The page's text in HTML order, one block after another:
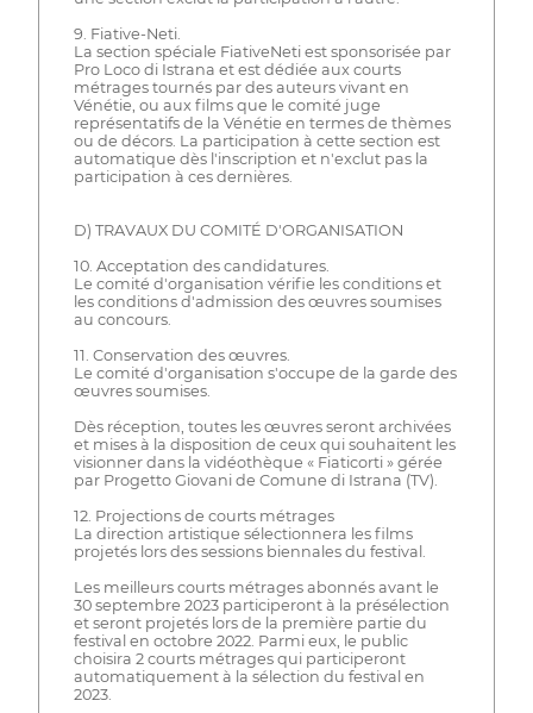
9. Fiative-Neti.
La section spéciale FiativeNeti est sponsorisée par
Pro Loco di Istrana et est dédiée aux courts
métrages tournés par des auteurs vivant en
Vénétie, ou aux films que le comité juge
représentatifs de la Vénétie en termes de thèmes
ou de décors. La participation à cette section est
automatique dès l'inscription et n'exclut pas la
participation à ces dernières.
D) TRAVAUX DU COMITÉ D'ORGANISATION
10. Acceptation des candidatures.
Le comité d'organisation vérifie les conditions et
les conditions d'admission des œuvres soumises
au concours.
11. Conservation des œuvres.
Le comité d'organisation s'occupe de la garde des
œuvres soumises.
Dès réception, toutes les œuvres seront archivées
et mises à la disposition de ceux qui souhaitent les
visionner dans la vidéothèque « Fiaticorti » gérée
par Progetto Giovani de Comune di Istrana (TV).
12. Projections de courts métrages
La direction artistique sélectionnera les films
projetés lors des sessions biennales du festival.
Les meilleurs courts métrages abonnés avant le
30 septembre 2023 participeront à la présélection
et seront projetés lors de la première partie du
festival en octobre 2022. Parmi eux, le public
choisira 2 courts métrages qui participeront
automatiquement à la sélection du festival en
2023.